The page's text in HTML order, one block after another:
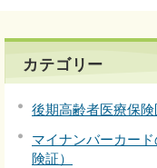
カテゴリー
後期高齢者医療保
マイナンバーカー
険証）